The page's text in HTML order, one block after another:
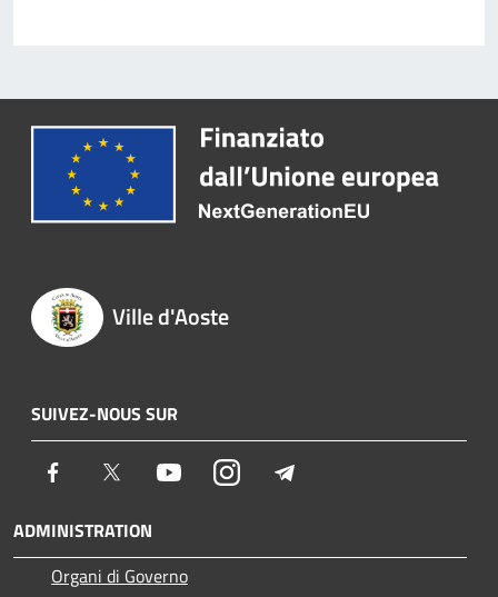
Ville d'Aoste
SUIVEZ-NOUS SUR
Facebook Twitter YoutubeInstagram
ADMINISTRATION
Organi di Governo